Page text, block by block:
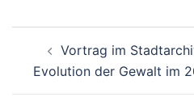
Navigation
Vortrag im
Evolution der Gewalt im